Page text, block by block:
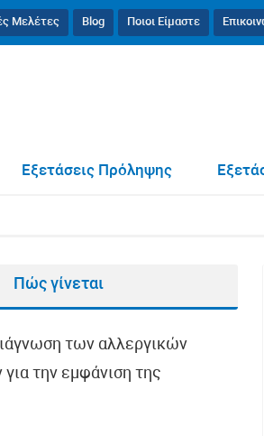
Ποιοι Είμαστε
Blog
Μελέτες
Εξετάσεις Πρόληψης
Πώς γίνεται
των αλλεργικών
την εμφάνιση της